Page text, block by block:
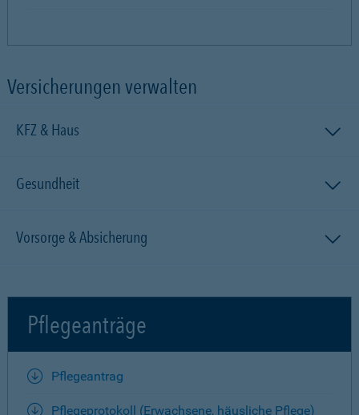
Versicherungen verwalten
KFZ & Haus
Gesundheit
Vorsorge & Absicherung
Pflegeanträge
Pflegeantrag
Pflegeprotokoll (Erwachsene, häusliche Pflege)